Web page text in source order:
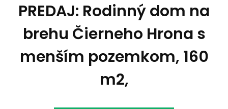
PREDAJ: Rodinný dom na
brehu Čierneho Hrona s
menším pozemkom, 160
m2,